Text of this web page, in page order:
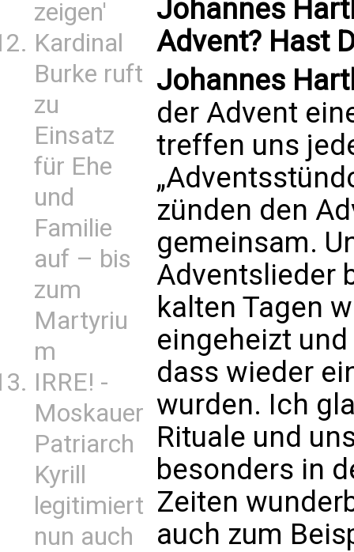
zeigen'
Kardinal
Burke ruft
zu
Einsatz
für Ehe
und
Familie
auf – bis
zum
Martyriu
m
IRRE! -
Moskauer
Patriarch
Kyrill
legitimiert
nun auch
Johannes
Advent? Hast
Johannes
der Advent
treffen uns
zünden den
gemeinsam.
Adventslieder
kalten Tagen
eingeheizt
dass wieder
wurden. Ich
Rituale und
besonders in
Zeiten
auch zum